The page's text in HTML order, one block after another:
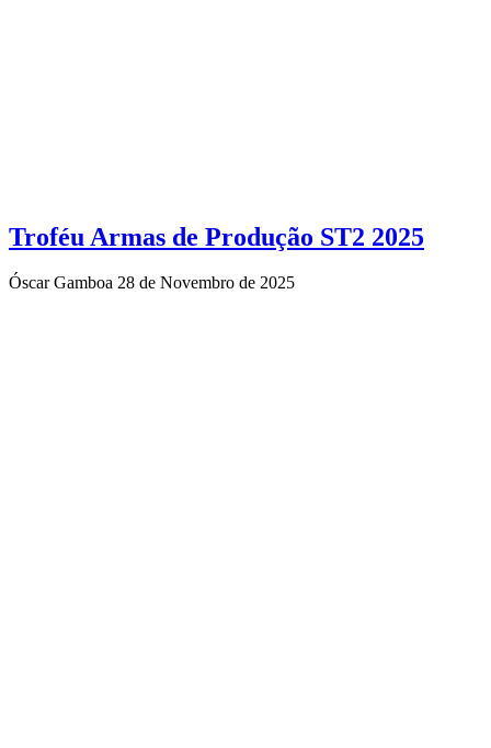
Troféu Armas de Produção ST2 2025
Óscar Gamboa 28 de Novembro de 2025